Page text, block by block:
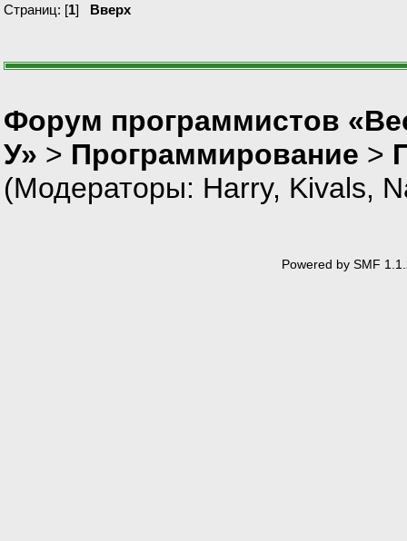
Страниц: [1] Вверх
Форум программистов
У» > Программирование >
(Модераторы: Harry, Kivals,
Powered by SMF